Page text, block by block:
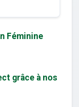
Féminine
grâce à nos